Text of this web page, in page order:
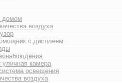
домом
воздуха
с дисплеем
уличная камера
освещения
воздуха